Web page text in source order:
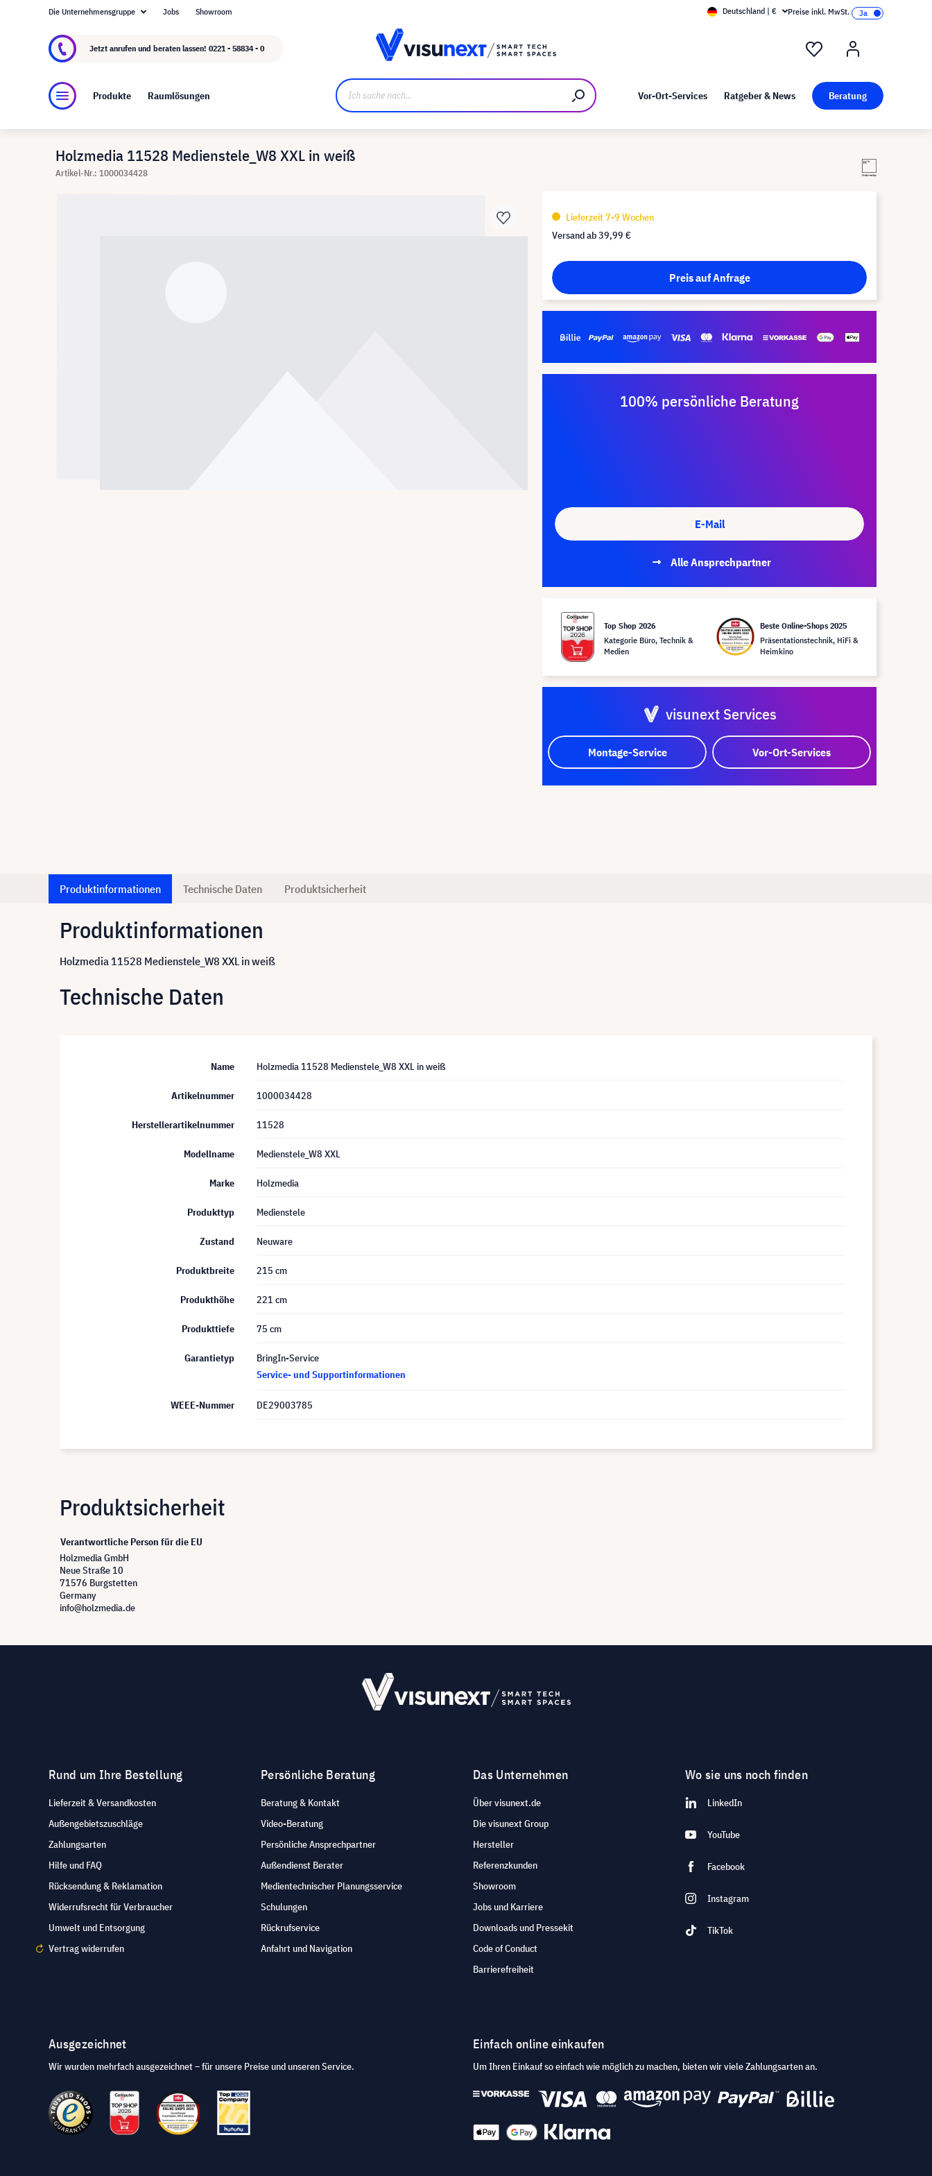
Über visunext.de Kunst bei visunext
Die Unternehmensgruppe Jobs Showroom Deutschland | € Preise inkl. MwSt.
Jetzt anrufen und beraten lassen! 0221 - 58834 - 0
Produkte Raumlösungen Vor-Ort-Services Ratgeber & News Beratung
Holzmedia 11528 Medienstele_W8 XXL in weiß
Artikel-Nr.: 1000034428
Lieferzeit 7-9 Wochen
Versand ab39,99 €
Preis auf Anfrage
100% persönliche Beratung
E-Mail
Alle Ansprechpartner
Top Shop 2026
Kategorie Büro, Technik &
Medien
Beste Online-Shops 2025
Präsentationstechnik, HiFi &
Heimkino
visunext Services
Montage-Service Vor-Ort-Services
Produktinformationen Technische Daten Produktsicherheit
Produktinformationen
Holzmedia 11528 Medienstele_W8 XXL in weiß
Technische Daten
Name Holzmedia 11528 Medienstele_W8 XXL in weiß
Artikelnummer 1000034428
Herstellerartikelnummer 11528
Modellname Medienstele_W8 XXL
Marke Holzmedia
Produkttyp Medienstele
Zustand Neuware
Produktbreite 215 cm
Produkthöhe 221 cm
Produkttiefe 75 cm
Garantietyp
BringIn-Service
Service- und Supportinformationen
WEEE-Nummer DE29003785
Produktsicherheit
Verantwortliche Person für die EU
Holzmedia GmbH
Neue Straße 10
71576 Burgstetten
Germany
info@holzmedia.de
Rund um Ihre Bestellung
Lieferzeit & Versandkosten
Außengebietszuschläge
Zahlungsarten
Hilfe und FAQ
Rücksendung & Reklamation
Widerrufsrecht für Verbraucher
Umwelt und Entsorgung
Vertrag widerrufen
Persönliche Beratung
Beratung & Kontakt
Video-Beratung
Persönliche Ansprechpartner
Außendienst Berater
Medientechnischer Planungsservice
Schulungen
Rückrufservice
Anfahrt und Navigation
Das Unternehmen
Über visunext.de
Die visunext Group
Hersteller
Referenzkunden
Showroom
Jobs und Karriere
Downloads und Pressekit
Code of Conduct
Barrierefreiheit
Wo sie uns noch finden
LinkedIn
YouTube
Facebook
Instagram
TikTok
Ausgezeichnet
Wir wurden mehrfach ausgezeichnet – für unsere Preise und unseren Service.
Einfach online einkaufen
Um Ihren Einkauf so einfach wie möglich zu machen, bieten wir viele Zahlungsarten an.